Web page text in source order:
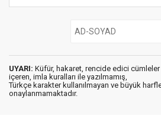
UYARI: Küfür, hakaret, rencide edici cümleler
içeren, imla kuralları ile yazılmamış,
Türkçe karakter kullanılmayan ve büyük
onaylanmamaktadır.